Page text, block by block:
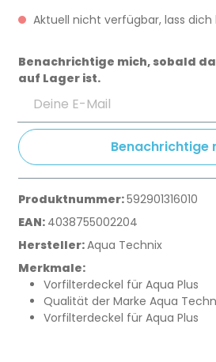
Aktuell nicht verfügbar, lass
Benachrichtige mich, sobald
auf Lager ist.
Benachrichtige
Produktnummer:592901316010
EAN: 4038755002204
Hersteller:Aqua Technix
Merkmale:
Vorfilterdeckel für Aqua Plus
Qualität der Marke Aqua
Vorfilterdeckel für Aqua Plus